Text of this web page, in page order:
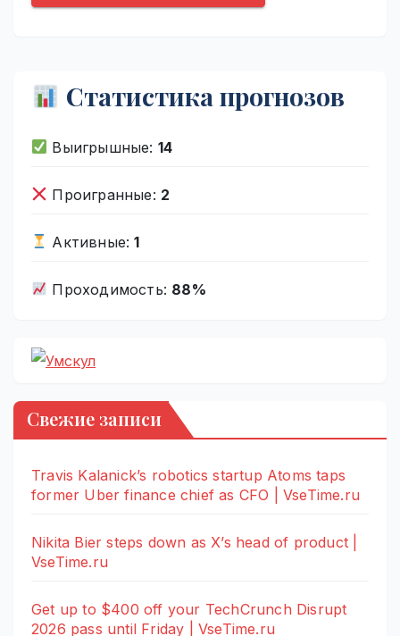
Статистика прогнозов
Выигрышные: 14
Проигранные: 2
Активные:1
Проходимость: 88%
Свежие записи
Travis Kalanick’s robotics startup Atoms taps
former Uber finance chief as CFO | VseTime.ru
Nikita Bier steps down as X’s head of product |
VseTime.ru
Get up to $400 off your TechCrunch Disrupt
2026 pass until Friday | VseTime.ru